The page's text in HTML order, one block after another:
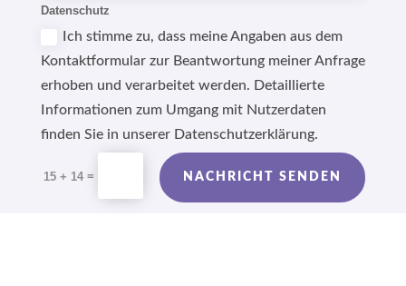
Datenschutz
Ich stimme zu, dass meine Angaben aus dem
Kontaktformular zur Beantwortung meiner Anfrage
erhoben und verarbeitet werden. Detaillierte
Informationen zum Umgang mit Nutzerdaten
finden Sie in unserer Datenschutzerklärung.
15 + 14 = NACHRICHT SENDEN